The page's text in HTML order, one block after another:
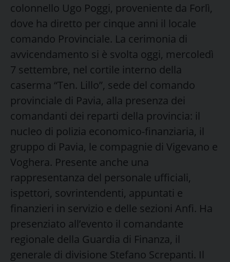
colonnello Ugo Poggi, proveniente da Forlì,
dove ha diretto per cinque anni il locale
comando Provinciale. La cerimonia di
avvicendamento si è svolta oggi, mercoledì
7 settembre, nel cortile interno della
caserma “Ten. Lillo”, sede del comando
provinciale di Pavia, alla presenza dei
comandanti dei reparti della provincia: il
nucleo di polizia economico-finanziaria, il
gruppo di Pavia, le compagnie di Vigevano e
Voghera. Presente anche una
rappresentanza del personale ufficiali,
ispettori, sovrintendenti, appuntati e
finanzieri in servizio e delle sezioni Anfi. Ha
presenziato all’evento il comandante
regionale della Guardia di Finanza, il
generale di divisione Stefano Screpanti. Il